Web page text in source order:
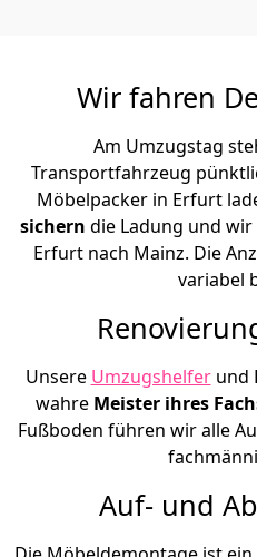
Wir fahren
Am Umzugstag
Transportfahrzeug
Möbelpacker in Erfurt
sichern die Ladung und
Erfurt nach Mainz. Die
variabel
Unsere Umzugshelferund
wahre Meister ihres
Fußboden führen wir alle
Auf- und